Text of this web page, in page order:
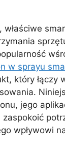
w sprayu
który łączy
jego
wpływowi